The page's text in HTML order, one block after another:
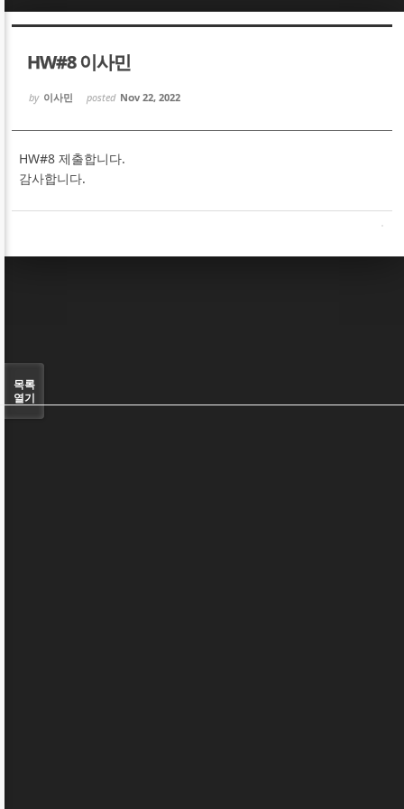
HW#8 이사민
by 이사민 posted Nov 22, 2022
HW#8 제출합니다.
감사합니다.
목록
열기
Sketchbook5, 스케치북5
Sketchbook5, 스케치북5
Sketchbook5, 스케치북5
Sketchbook5, 스케치북5